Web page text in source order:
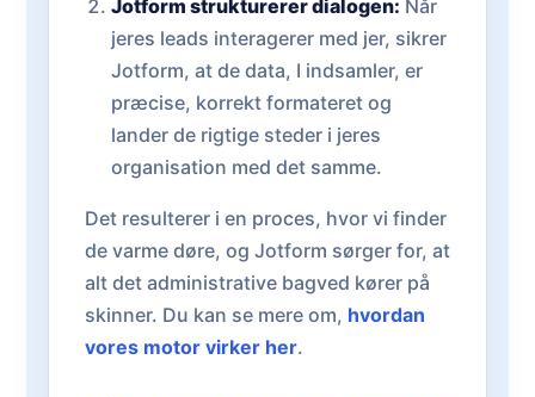
Jotform strukturerer dialogen: Når
jeres leads interagerer med jer, sikrer
Jotform, at de data, I indsamler, er
præcise, korrekt formateret og
lander de rigtige steder i jeres
organisation med det samme.
Det resulterer i en proces, hvor vi finder
de varme døre, og Jotform sørger for, at
alt det administrative bagved kører på
skinner. Du kan se mere om, hvordan
vores motor virker her.